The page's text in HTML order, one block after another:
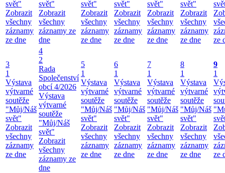
svět"
Zobrazit
všechny
záznamy
ze dne
svět"
Zobrazit
všechny
záznamy ze
dne
svět"
Zobrazit
všechny
záznamy
ze dne
svět"
Zobrazit
všechny
záznamy
ze dne
svět"
Zobrazit
všechny
záznamy
ze dne
svět"
Zobrazit
všechny
záznamy
ze dne
ze
3
1
Výstava
výtvarné
soutěže
"Můj/Náš
svět"
Zobrazit
všechny
záznamy
ze dne
4
2
Rada
Společenství
obcí 4/2026
Výstava
výtvarné
soutěže
"Můj/Náš
svět"
Zobrazit
všechny
záznamy ze
dne
5
1
Výstava
výtvarné
soutěže
"Můj/Náš
svět"
Zobrazit
všechny
záznamy
ze dne
6
1
Výstava
výtvarné
soutěže
"Můj/Náš
svět"
Zobrazit
všechny
záznamy
ze dne
7
1
Výstava
výtvarné
soutěže
"Můj/Náš
svět"
Zobrazit
všechny
záznamy
ze dne
8
1
Výstava
výtvarné
soutěže
"Můj/Náš
svět"
Zobrazit
všechny
záznamy
ze dne
9
1
ze